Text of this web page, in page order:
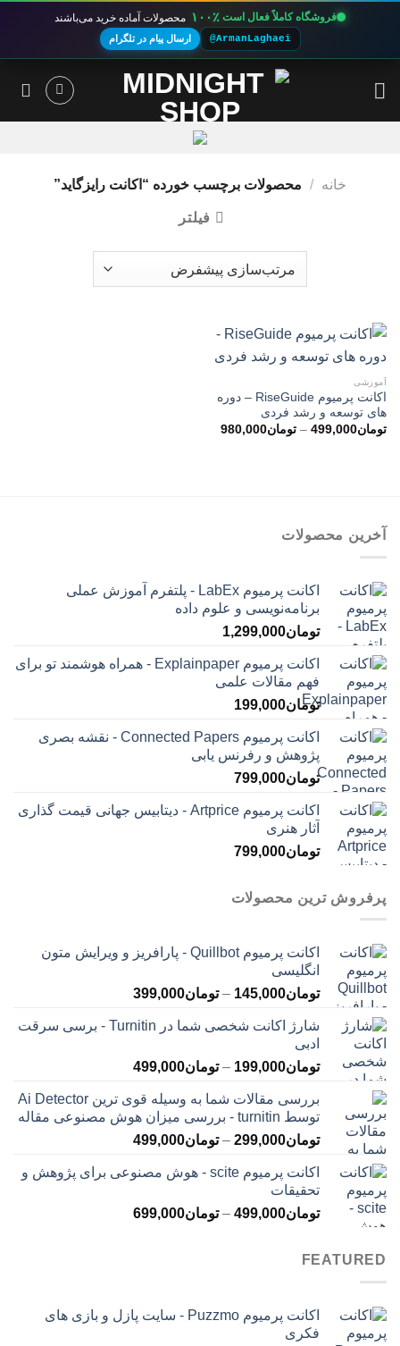
فروشگاه کاملاً فعال است ۱۰۰٪ محصولات آماده خرید می‌باشند
@ArmanLaghaei ارسال پیام در تلگرام
خانه / محصولات برچسب خورده “اکانت رایزگاید”
فیلتر
آموزشی
اکانت پرمیوم RiseGuide – دوره
های توسعه و رشد فردی
تومان499,000
– تومان980,000محدوده
آخرین محصولات
اکانت پرمیوم LabEx - پلتفرم آموزش عملی
برنامه‌نویسی و علوم داده
تومان1,299,000
اکانت پرمیوم Explainpaper - همراه هوشمند تو برای
فهم مقالات علمی
تومان199,000
اکانت پرمیوم Connected Papers - نقشه بصری
پژوهش و رفرنس یابی
تومان799,000
اکانت پرمیوم Artprice - دیتابیس جهانی قیمت ‌گذاری
آثار هنری
تومان799,000
پرفروش ترین محصولات
اکانت پرمیوم Quillbot - پارافریز و ویرایش متون
انگلیسی
تومان145,000
– تومان399,000محدوده
تومان145,000
تومان399,000
شارژ اکانت شخصی شما در Turnitin - برسی سرقت
ادبی
تومان199,000
– تومان499,000محدوده
تومان199,000
تا
تومان499,000
بررسی مقالات شما به وسیله قوی ترین Ai Detector
توسط turnitin - بررسی میزان هوش مصنوعی مقاله
تومان299,000
– تومان499,000محدوده
تومان299,000
تومان499,000
اکانت پرمیوم scite - هوش مصنوعی برای پژوهش و
تحقیقات
تومان499,000
– تومان699,000محدوده
FEATURED
اکانت پرمیوم Puzzmo - سایت پازل و بازی های
فکری